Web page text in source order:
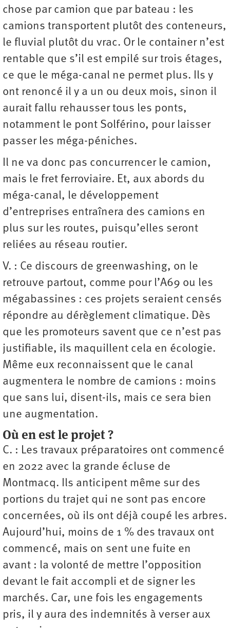
chose par camion que par bateau : les
camions transportent plutôt des conteneurs,
le fluvial plutôt du vrac. Or le container n’est
rentable que s’il est empilé sur trois étages,
ce que le méga-canal ne permet plus. Ils y
ont renoncé il y a un ou deux mois, sinon il
aurait fallu rehausser tous les ponts,
notamment le pont Solférino, pour laisser
passer les méga-­péniches.
Il ne va donc pas concurrencer le camion,
mais le fret ferroviaire. Et, aux abords du
méga-canal, le développement
d’entreprises entraînera des camions en
plus sur les routes, puisqu’elles seront
reliées au réseau routier.
V. : Ce discours de greenwashing, on le
retrouve partout, comme pour l’A69 ou les
mégabassines : ces projets seraient censés
répondre au dérèglement climatique. Dès
que les promoteurs savent que ce n’est pas
justifiable, ils maquillent cela en écologie.
Même eux reconnaissent que le canal
augmentera le nombre de camions : moins
que sans lui, disent-ils, mais ce sera bien
une augmentation.
Où en est le projet ?
C. : Les travaux préparatoires ont commencé
en 2022 avec la grande écluse de
Montmacq. Ils anticipent même sur des
portions du trajet qui ne sont pas encore
concernées, où ils ont déjà coupé les arbres.
Aujourd’hui, moins de 1 % des travaux ont
commencé, mais on sent une fuite en
avant : la volonté de mettre l’opposition
devant le fait accompli et de signer les
marchés. Car, une fois les engagements
pris, il y aura des indemnités à verser aux